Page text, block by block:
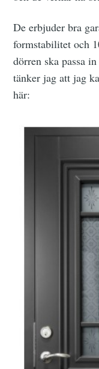
De erbjuder bra
formstabilitet och
dörren ska passa
tänker jag att jag
här: